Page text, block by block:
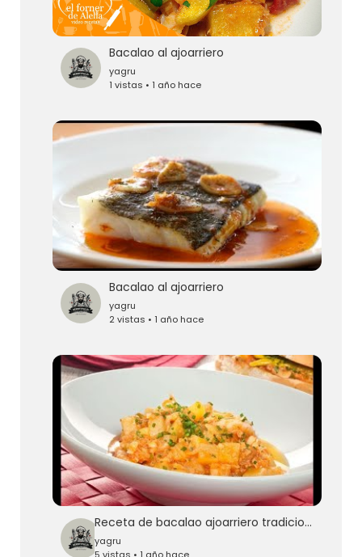
Bacalao al ajoarriero
yagru
1 vistas • 1 año hace
Bacalao al ajoarriero
yagru
2 vistas • 1 año hace
Receta de bacalao ajoarriero tradicional - Bruno Oteiza
yagru